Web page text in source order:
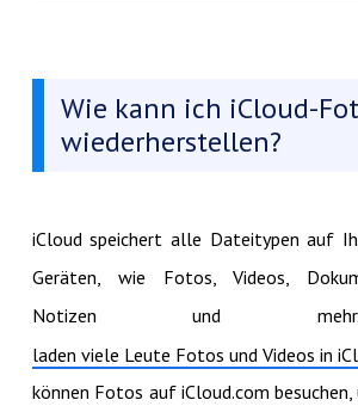
Wie kann ich iCloud-
wiederherstellen?
iCloud speichert alle Dateitypen auf
Geräten, wie Fotos, Videos,
Notizen und
laden viele Leute Fotos und Videos in
können Fotos auf iCloud.com